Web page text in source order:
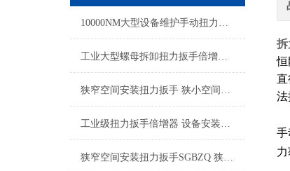
10000NM大型设备维护手动扭力扳手倍增器 螺母拆装专用扭力工具品牌
工业大型螺母拆卸扭力扳手倍增器4500NM 5500NM
狭窄空间安装扭力扳手 狭小空间紧固螺丝的扭力工具 2000Nm螺栓拆卸扭力工具
工业级扭力扳手倍增器 设备安装拆卸扭力工具
狭窄空间安装扭力扳手SGBZQ 狭小空间扭力扳手 机械零件扭力倍增器厂家
拆
恒
直
法
手